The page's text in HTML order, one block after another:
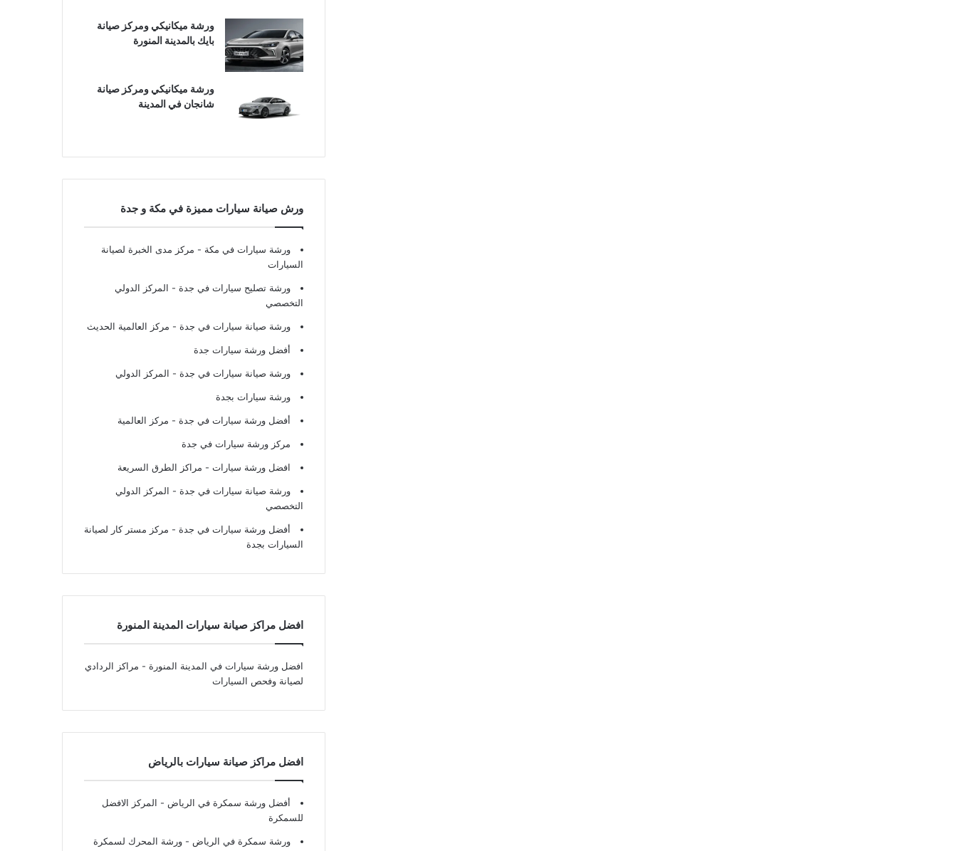
ورشة ميكانيكي ومركز صيانة
بايك بالمدينة المنورة
ورشة ميكانيكي ومركز صيانة
شانجان في المدينة
ورش صيانة سيارات مميزة في مكة و جدة
ورشة سيارات في مكة - مركز مدى الخبرة لصيانة
السيارات
ورشة تصليح سيارات في جدة - المركز الدولي
التخصصي
ورشة صيانة سيارات في جدة - مركز العالمية الحديث
أفضل ورشة سيارات جدة
ورشة صيانة سيارات في جدة - المركز الدولي
ورشة سيارات بجدة
أفضل ورشة سيارات في جدة - مركز العالمية
مركز ورشة سيارات في جدة
افضل ورشة سيارات - مراكز الطرق السريعة
ورشة صيانة سيارات في جدة - المركز الدولي
التخصصي
أفضل ورشة سيارات في جدة - مركز مستر كار لصيانة
السيارات بجدة
افضل مراكز صيانة سيارات المدينة المنورة
افضل ورشة سيارات في المدينة المنورة - مراكز الردادي
لصيانة وفحص السيارات
افضل مراكز صيانة سيارات بالرياض
أفضل ورشة سمكرة في الرياض - المركز الافضل
للسمكرة
ورشة سمكرة في الرياض - ورشة المحرك لسمكرة